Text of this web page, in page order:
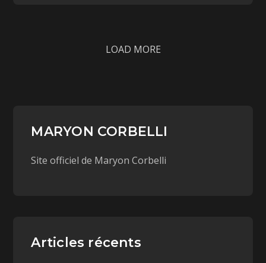
LOAD MORE
MARYON CORBELLI
Site officiel de Maryon Corbelli
Articles récents